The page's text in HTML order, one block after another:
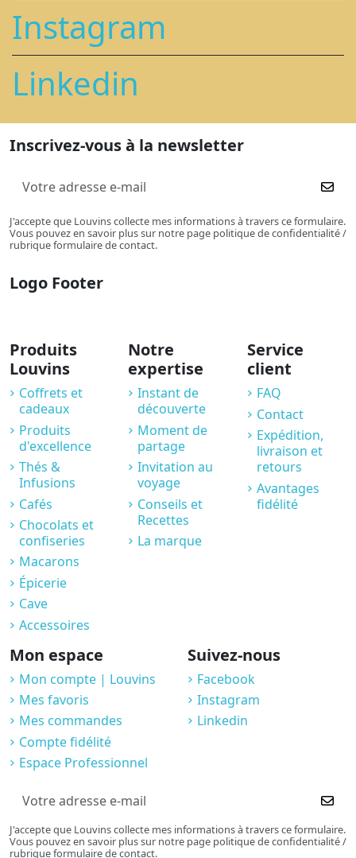
Instagram
Linkedin
Inscrivez-vous à la newsletter
J'accepte que Louvins collecte mes informations à travers ce formulaire.
Vous pouvez en savoir plus sur notre page politique de confidentialité /
rubrique formulaire de contact.
Logo Footer
Produits
Louvins
Coffrets et
cadeaux
Produits
d'excellence
Thés &
Infusions
Cafés
Chocolats et
confiseries
Macarons
Épicerie
Cave
Accessoires
Notre
expertise
Instant de
découverte
Moment de
partage
Invitation au
voyage
Conseils et
Recettes
La marque
Service
client
FAQ
Contact
Expédition,
livraison et
retours
Avantages
fidélité
Mon espace
Mon compte | Louvins
Mes favoris
Mes commandes
Compte fidélité
Espace Professionnel
Suivez-nous
Facebook
Instagram
Linkedin
J'accepte que Louvins collecte mes informations à travers ce formulaire.
Vous pouvez en savoir plus sur notre page politique de confidentialité /
rubrique formulaire de contact.